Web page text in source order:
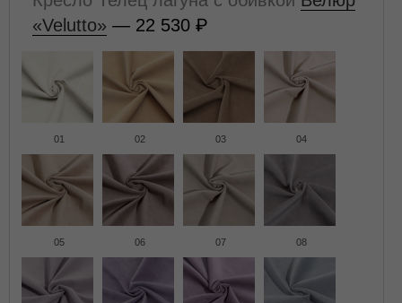
«Velutto» — 22 530
01 02 03 04
05 06 07 08